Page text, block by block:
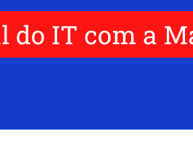
IT com a